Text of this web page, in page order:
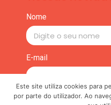
E-mail
Este site utiliza cookies para
por parte do utilizador. Ao